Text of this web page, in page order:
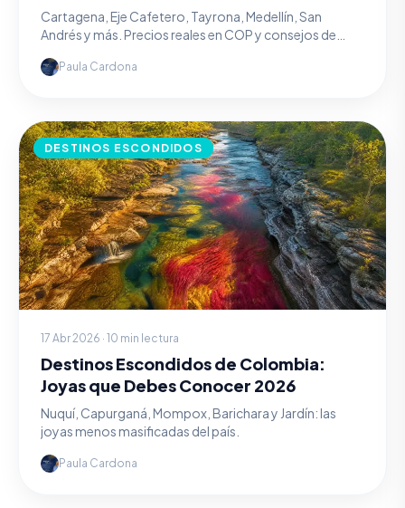
Cartagena, Eje Cafetero, Tayrona, Medellín, San
Andrés y más. Precios reales en COP y consejos de
Paula Cardona
DESTINOS ESCONDIDOS
17 Abr 2026 · 10 min lectura
Destinos Escondidos de Colombia:
Joyas que Debes Conocer 2026
Nuquí, Capurganá, Mompox, Barichara y Jardín: las
joyas menos masificadas del país.
Paula Cardona